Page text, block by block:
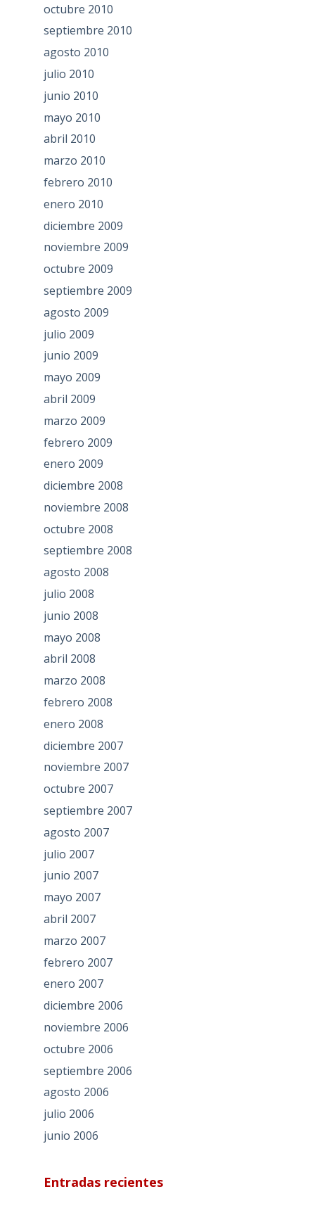
octubre 2010
septiembre 2010
agosto 2010
julio 2010
junio 2010
mayo 2010
abril 2010
marzo 2010
febrero 2010
enero 2010
diciembre 2009
noviembre 2009
octubre 2009
septiembre 2009
agosto 2009
julio 2009
junio 2009
mayo 2009
abril 2009
marzo 2009
febrero 2009
enero 2009
diciembre 2008
noviembre 2008
octubre 2008
septiembre 2008
agosto 2008
julio 2008
junio 2008
mayo 2008
abril 2008
marzo 2008
febrero 2008
enero 2008
diciembre 2007
noviembre 2007
octubre 2007
septiembre 2007
agosto 2007
julio 2007
junio 2007
mayo 2007
abril 2007
marzo 2007
febrero 2007
enero 2007
diciembre 2006
noviembre 2006
octubre 2006
septiembre 2006
agosto 2006
julio 2006
junio 2006
Entradas recientes